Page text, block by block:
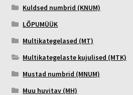
Kuldsed numbrid (KNUM)
LÕPUMÜÜK
Multikategelased (MT)
Multikategelaste kujulised (MTK)
Mustad numbrid (MNUM)
Muu huvitav (MH)